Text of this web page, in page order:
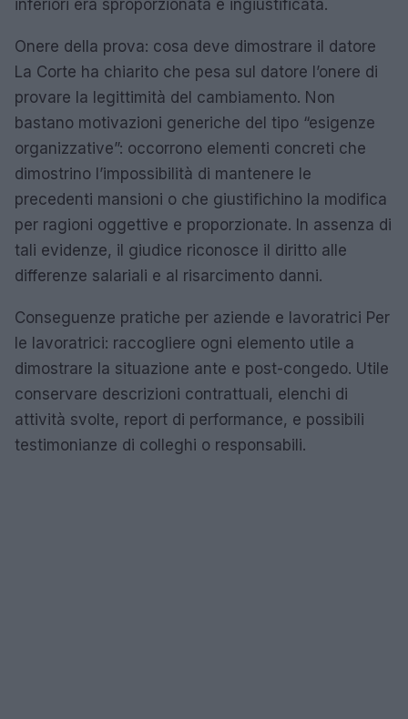
inferiori era sproporzionata e ingiustificata.
Onere della prova: cosa deve dimostrare il datore
La Corte ha chiarito che pesa sul datore l’onere di
provare la legittimità del cambiamento. Non
bastano motivazioni generiche del tipo “esigenze
organizzative”: occorrono elementi concreti che
dimostrino l’impossibilità di mantenere le
precedenti mansioni o che giustifichino la modifica
per ragioni oggettive e proporzionate. In assenza di
tali evidenze, il giudice riconosce il diritto alle
differenze salariali e al risarcimento danni.
Conseguenze pratiche per aziende e lavoratrici Per
le lavoratrici: raccogliere ogni elemento utile a
dimostrare la situazione ante e post-congedo. Utile
conservare descrizioni contrattuali, elenchi di
attività svolte, report di performance, e possibili
testimonianze di colleghi o responsabili.